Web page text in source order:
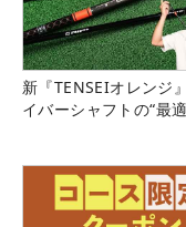
新『TENSEIオレンジ
イバーシャフトの“最